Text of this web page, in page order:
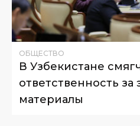
ОБЩЕСТВО
В Узбекистане
ответственность
материалы